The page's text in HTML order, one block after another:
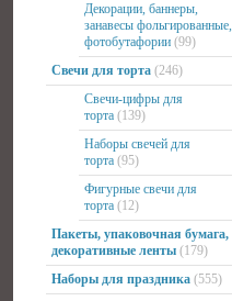
Декорации, баннеры,
занавесы фольгированные,
фотобутафории (99)
Свечи для торта (246)
Свечи-цифры для
торта (139)
Наборы свечей для
торта (95)
Фигурные свечи для
торта (12)
Пакеты, упаковочная бумага,
декоративные ленты (179)
Наборы для праздника (555)